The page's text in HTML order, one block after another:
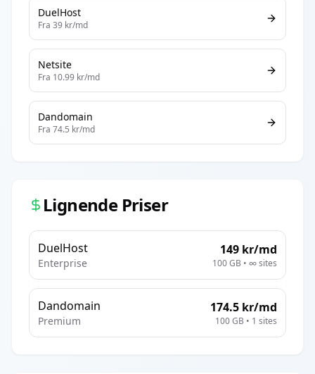
DuelHost
Fra 39 kr/md
Netsite
Fra 10.99 kr/md
Dandomain
Fra 74.5 kr/md
Lignende Priser
DuelHost
Enterprise
149 kr/md
100 GB • ∞sites
Dandomain
Premium
174.5 kr/md
100 GB • 1 sites